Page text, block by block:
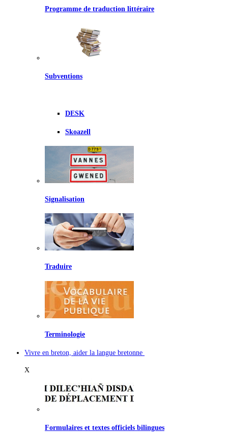
Programme de traduction littéraire
Subventions
DESK
Skoazell
Signalisation
Traduire
Terminologie
Vivre en breton, aider la langue bretonne
X
Formulaires et textes officiels bilingues